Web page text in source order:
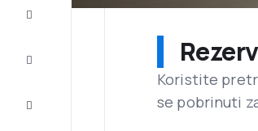
Koristite
se pobrinuti